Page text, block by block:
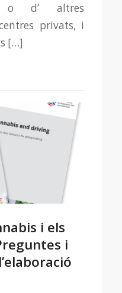
o d’ altres
privats, i
[…]
i els
i